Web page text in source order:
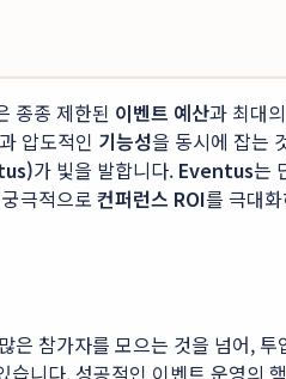
종종 제한된 이벤트 예산과 최대
과 압도적인 기능성을 동시에 잡는
가 빛을 발합니다. Eventus는
극적으로 컨퍼런스 ROI를 극대
참가자를 모으는 것을 넘어,
니다. 성공적인 이벤트 운영의